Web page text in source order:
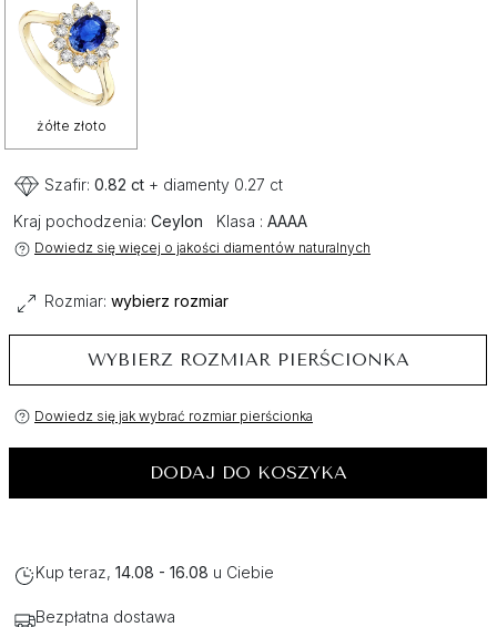
żółte złoto
Szafir: 0.82 ct + diamenty 0.27 ct
Kraj pochodzenia: Ceylon Klasa : AAAA
Dowiedz się więcej o jakości diamentów naturalnych
Rozmiar: wybierz rozmiar
WYBIERZ ROZMIAR PIERŚCIONKA
Dowiedz się jak wybrać rozmiar pierścionka
DODAJ DO KOSZYKA
Kup teraz, 14.08 - 16.08 u Ciebie
Bezpłatna dostawa